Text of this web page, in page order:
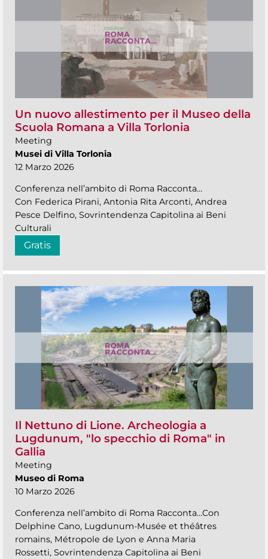
Un nuovo allestimento per il Museo della
Scuola Romana a Villa Torlonia
Meeting
Musei di Villa Torlonia
12 Marzo 2026
Conferenza nell’ambito di Roma Racconta…
Con Federica Pirani, Antonia Rita Arconti, Andrea
Pesce Delfino, Sovrintendenza Capitolina ai Beni
Culturali
Gratis
Il Nettuno di Lione. Archeologia a
Lugdunum, "lo specchio di Roma" in
Gallia
Meeting
Museo di Roma
10 Marzo 2026
Conferenza nell’ambito di Roma Racconta…Con
Delphine Cano, Lugdunum-Musée et théâtres
romains, Métropole de Lyon e Anna Maria
Rossetti, Sovrintendenza Capitolina ai Beni